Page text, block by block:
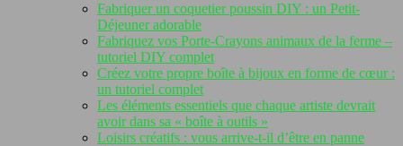
Fabriquer un coquetier poussin DIY : un Petit-
Déjeuner adorable
Fabriquez vos Porte-Crayons animaux de la ferme –
tutoriel DIY complet
Créez votre propre boîte à bijoux en forme de cœur :
un tutoriel complet
Les éléments essentiels que chaque artiste devrait
avoir dans sa « boîte à outils »
Loisirs créatifs : vous arrive-t-il d’être en panne